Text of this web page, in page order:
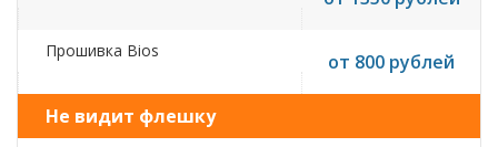
Прошивка Bios от 800 рублей
Не видит флешку